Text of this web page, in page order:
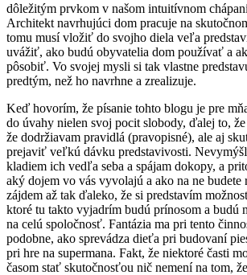
dôležitým prvkom v našom intuitívnom
Architekt navrhujúci dom pracuje na
tomu musí vložiť do svojho diela veľa
uvážiť, ako budú obyvatelia dom používať a
pôsobiť. Vo svojej mysli si tak vlastne
predtým, než ho navrhne a zrealizuje.
Keď hovorím, že písanie tohto blogu je pre
do úvahy nielen svoj pocit slobody, ďalej to,
že dodržiavam pravidlá (pravopisné), ale aj
prejaviť veľkú dávku predstavivosti.
kladiem ich vedľa seba a spájam dokopy, a
aký dojem vo vás vyvolajú a ako na ne
zájdem až tak ďaleko, že si predstavím
ktoré tu takto vyjadrím budú prínosom a budú
na celú spoločnosť. Fantázia ma pri tento
podobne, ako sprevádza dieťa pri budovaní
pri hre na supermana. Fakt, že niektoré časti
časom stať skutočnosťou nič nemení na tom,